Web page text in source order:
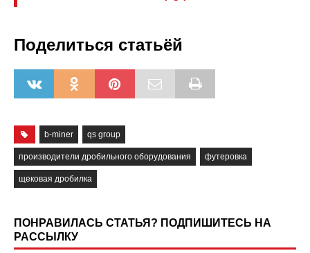
Поделиться статьёй
b-miner qs group
производители дробильного оборудования футеровка
щековая дробилка
ПОНРАВИЛАСЬ СТАТЬЯ? ПОДПИШИТЕСЬ НА
РАССЫЛКУ